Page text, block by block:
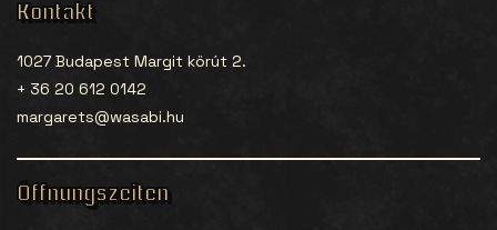
Kontakt
1027 Budapest Margit körút 2.
+ 36 20 612 0142
margarets@wasabi.hu
Öffnungszeiten